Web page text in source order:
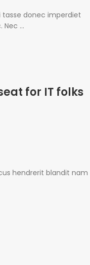
donec imperdiet
...
for IT folks
hendrerit blandit nam